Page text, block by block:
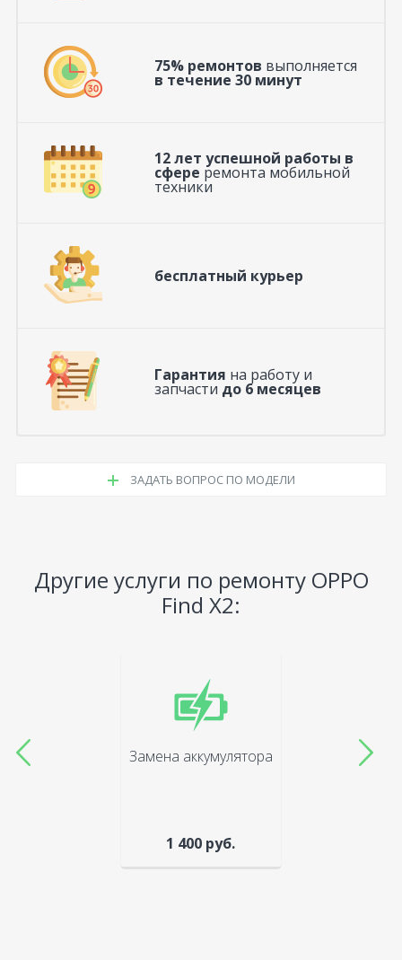
75% ремонтов выполняется
в течение 30 минут
12 лет успешной работы в
сфере ремонта мобильной
техники
бесплатный курьер
Гарантия на работу и
запчасти до 6 месяцев
ЗАДАТЬ ВОПРОС ПО МОДЕЛИ
Другие услуги по ремонту OPPO
Find X2:
Замена аккумулятора
1 400 руб.